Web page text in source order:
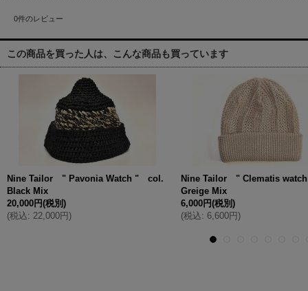
0件のレビュー
この商品を買った人は、こんな商品も買っています
Nine Tailor " Pavonia Watch " col.
Black Mix
20,000円(税別)
(税込: 22,000円)
Nine Tailor " Clematis
Greige Mix
6,000円(税別)
(税込: 6,600円)